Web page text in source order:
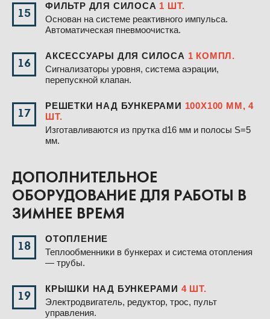
15
ФИЛЬТР ДЛЯ СИЛОСА 1 ШТ.
Основан на системе реактивного импульса.
Автоматическая пневмоочистка.
16
АКСЕССУАРЫ ДЛЯ СИЛОСА 1 КОМПЛ.
Сигнализаторы уровня, система аэрации,
перепускной клапан.
17
РЕШЕТКИ НАД БУНКЕРАМИ 100Х100 ММ, 4
ШТ.
Изготавливаются из прутка d16 мм и полосы S=5
мм.
ДОПОЛНИТЕЛЬНОЕ
ОБОРУДОВАНИЕ ДЛЯ РАБОТЫ В
ЗИМНЕЕ ВРЕМЯ
18
ОТОПЛЕНИЕ
Теплообменники в бункерах и система отопления
— трубы.
19
КРЫШКИ НАД БУНКЕРАМИ 4 ШТ.
Электродвигатель, редуктор, трос, пульт
управления.